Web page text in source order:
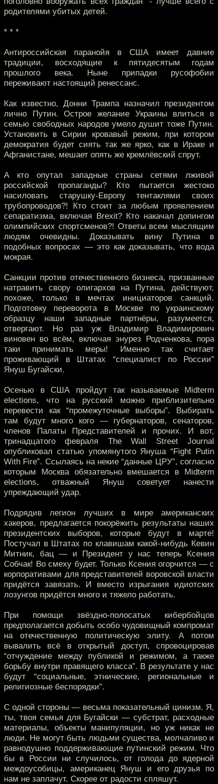
родителями убитых детей.
* * *
Антироссийская паранойя в США имеет давние
традиции, восходящие к пятидесятым годам
прошлого века. Ныне припадки русофобии
переживают настоящий ренессанс.
Как известно, Донни Трампа назначил президентом
лично Путин. Острое желание Украины влиться в
семью свободных народов умело душит тоже Путин.
Установить в Сирии кровавый режим, при котором
демократия будет сиять так же ярко, как в Ираке и
Афганистане, мешает опять же кремлёвский спрут.
А кто опутал западные страны сетями лживой
российской пропаганды? Кто пытается жестоко
насиловать старушку-Европу тентаклями своих
трубопроводов?! Кто стоит за любым проявлением
сепаратизма, включая Brexit? Кто накачал допингом
олимпийских спортсменов?! Ответы всем мыслящим
людям очевидны. Доказывать вину Путина в
подобных вопросах — это как доказывать, что вода
мокрая.
Санкции против отечественного бизнеса, призванные
натравить свору олигархов на Путина, действуют,
похоже, только в мечтах инициаторов санкций.
Подготовку переворота в Москве по украинскому
образцу наши западные партнёры, разумеется,
отвергают. Но раз уж Владимир Владимирович
виновен во всём, включая энурез Родченкова, пора
таки принимать меры! Именно так считает
проживающий в Штатах “специалист по России”
Януш Бугайски.
Осенью в США пройдут так называемые Midterm
elections, что на русский можно приблизительно
перевести как “промежуточные выборы”. Выбирать
там будут много кого — губернаторов, сенаторов,
членов Палаты Представителей и прочих. И вот,
тринадцатого февраля The Wall Street Journal
опубликовал статью упомянутого Януша “Fight Putin
With Fire”. Ссылаясь на некие “данные ЦРУ”, согласно
которым Москва обязательно вмешается в Midterm
elections, отважный Януш советует нанести
упреждающий удар.
Подрядив легион лучших в мире американских
хакеров, предлагается покорёжить результаты наших
президентских выборов, которые будут в марте!
Постучал в Штатах по клавишам какой-нибудь Кевин
Митник, бац — и Президент у нас теперь Ксения
Собчак! Во смеху будет. Только Ксения огорчится — с
корпоративами для представителей воровской власти
придётся завязать. И вместо изрыгания идиотских
лозунгов придётся много и тяжело работать.
При помощи звёздно-полосатых кибербойцов
предполагается добыть особо чудовищный компромат
на отечественную политическую элиту. А потом
вывалить всё в открытый доступ, спровоцировав
“отчуждение между публикой и режимом, а также
борьбу внутри правящего класса”. В результате у нас
будут “социальные, этнические, региональные и
религиозные беспорядки”.
С одной стороны — весьма показательный цинизм. Я,
ты, твоя семья для Бугайски — субстрат, расходные
материалы, объекты манипуляции, но уж никак не
люди. Не могут быть людьми существа, молчаливо и
равнодушно поддерживающие путинский режим. Что
бы в России ни случилось, от голода до ядерной
междоусобицы, американец Януш и его друзья по
нам не заплачут. Скорее от радости спляшут.